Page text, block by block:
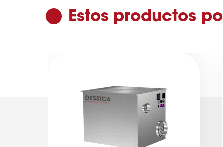
Estos productos